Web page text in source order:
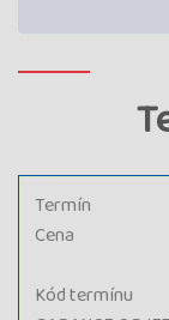
Termín
Kód termínu
Cena